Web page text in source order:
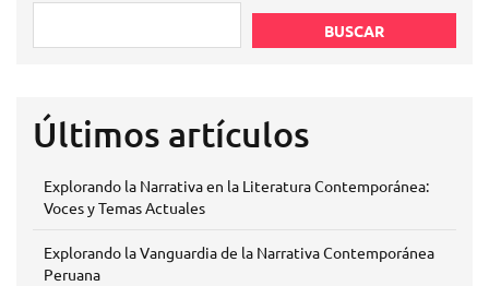
BUSCAR
Últimos artículos
Explorando la Narrativa en la Literatura Contemporánea:
Voces y Temas Actuales
Explorando la Vanguardia de la Narrativa Contemporánea
Peruana